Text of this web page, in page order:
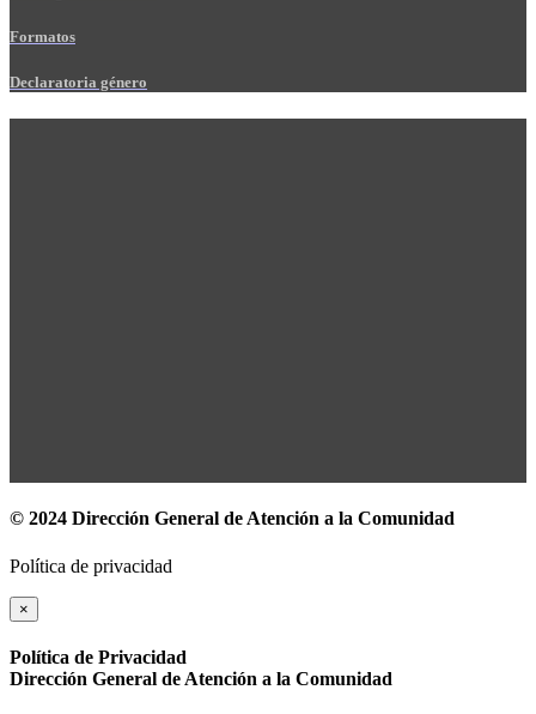
Formatos
Declaratoria género
© 2024 Dirección General de Atención a la Comunidad
Política de privacidad
×
Política de Privacidad
Dirección General de Atención a la Comunidad